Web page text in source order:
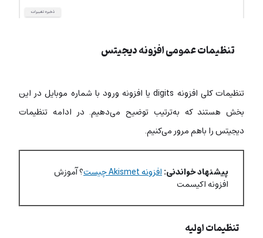
تنظیمات عمومی افزونه دیجیتس
تنظیمات کلی افزونه digits یا افزونه ورود با شماره موبایل در این
بخش هستند که به‌ترتیب توضیح می‌دهیم. در ادامه تنظیمات
دیجیتس را باهم مرور می‌کنیم.
پیشنهاد خواندنی:افزونه Akismet چیست ؟ آموزش
افزونه اکیسمت
تنظیمات اولیه